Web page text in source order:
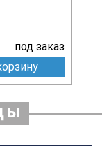
под заказ